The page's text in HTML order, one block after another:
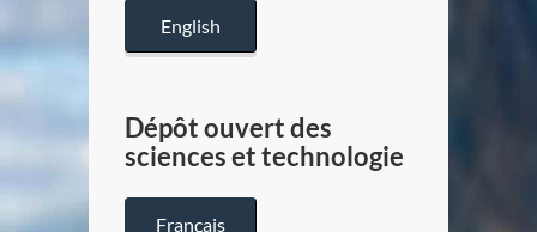
English
Dépôt ouvert des
sciences et technologie
Français